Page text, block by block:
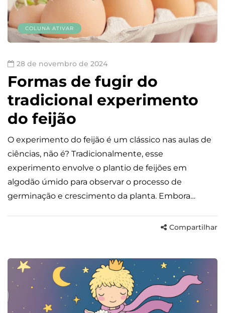
COLUNA ATIVAR
28 de novembro de 2024
Formas de fugir do
tradicional experimento
do feijão
O experimento do feijão é um clássico nas aulas de
ciências, não é? Tradicionalmente, esse
experimento envolve o plantio de feijões em
algodão úmido para observar o processo de
germinação e crescimento da planta. Embora…
Compartilhar